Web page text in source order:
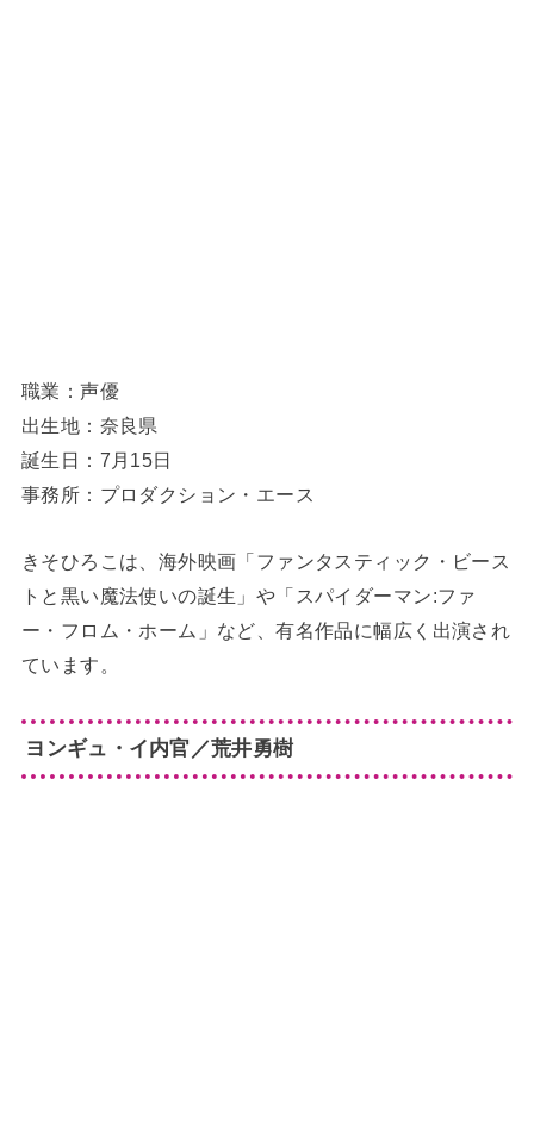
職業：声優
出生地：奈良県
誕生日：7月15日
事務所：プロダクション・エース
きそひろこは、海外映画「ファンタスティック・ビース
トと黒い魔法使いの誕生」や「スパイダーマン:ファ
ー・フロム・ホーム」など、有名作品に幅広く出演され
ています。
ヨンギュ・イ内官／荒井勇樹